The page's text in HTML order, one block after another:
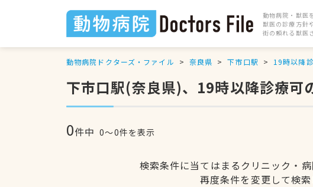
動物病院・獣医
獣医の診療方針
街の頼れる獣
動物病院ドクターズ・ファイル 奈良県 下市口駅 19時以降
下市口駅(奈良県)、19時以降診療可
0件中 0〜0件を表示
検索条件に当てはまるクリニック・
再度条件を変更して検索